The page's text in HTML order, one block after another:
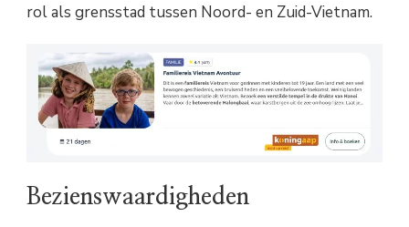
rol als grensstad tussen Noord- en Zuid-Vietnam.
Bezienswaardigheden